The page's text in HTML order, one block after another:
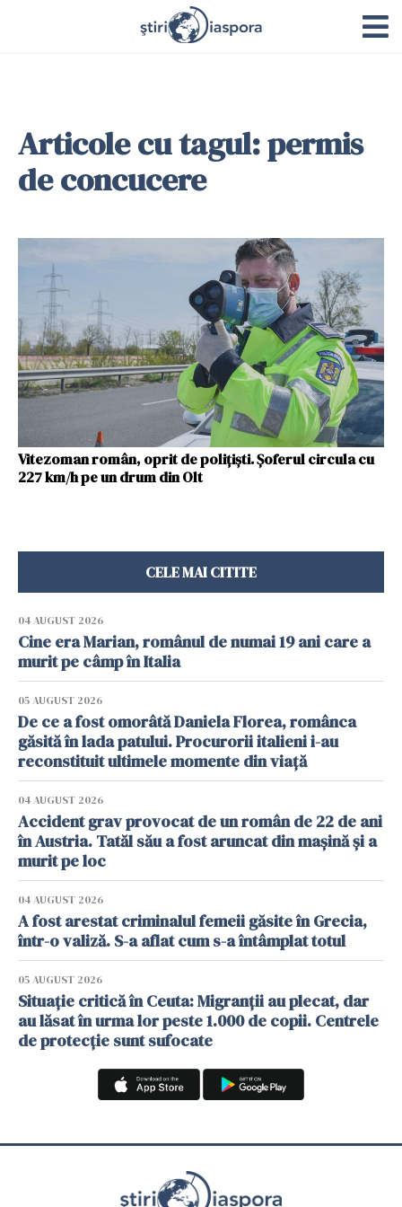
Articole cu tagul: permis
de concucere
Vitezoman român, oprit de polițiști. Șoferul circula cu
227 km/h pe un drum din Olt
CELE MAI CITITE
04 AUGUST 2026
Cine era Marian, românul de numai 19 ani care a
murit pe câmp în Italia
05 AUGUST 2026
De ce a fost omorâtă Daniela Florea, românca
găsită în lada patului. Procurorii italieni i-au
reconstituit ultimele momente din viață
04 AUGUST 2026
Accident grav provocat de un român de 22 de ani
în Austria. Tatăl său a fost aruncat din mașină și a
murit pe loc
04 AUGUST 2026
A fost arestat criminalul femeii găsite în Grecia,
într-o valiză. S-a aflat cum s-a întâmplat totul
05 AUGUST 2026
Situație critică în Ceuta: Migranții au plecat, dar
au lăsat în urma lor peste 1.000 de copii. Centrele
de protecție sunt sufocate